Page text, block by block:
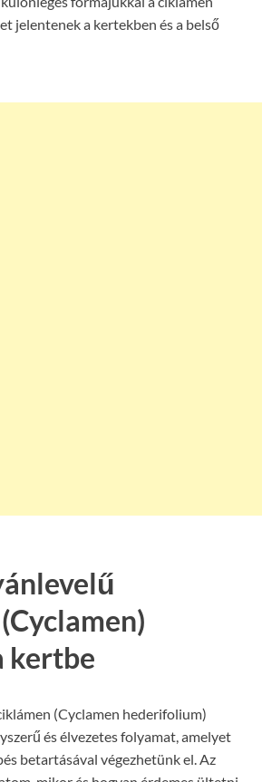
jelentenek a kertekben és a belső
kertbe
(Cyclamen hederifolium)
és élvezetes folyamat, amelyet
betartásával végezhetünk el. Az